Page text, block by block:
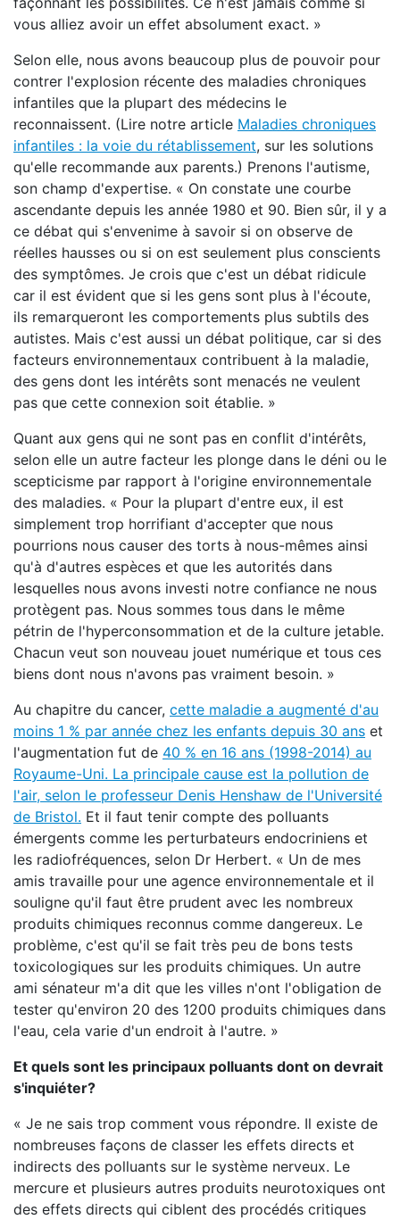
vous alliez avoir un effet absolument exact. »
Selon elle, nous avons beaucoup plus de pouvoir pour
contrer l'explosion récente des maladies chroniques
infantiles que la plupart des médecins le
reconnaissent. (Lire notre article Maladies chroniques
infantiles : la voie du rétablissement, sur les solutions
qu'elle recommande aux parents.) Prenons l'autisme,
son champ d'expertise. « On constate une courbe
ascendante depuis les année 1980 et 90. Bien sûr, il y a
ce débat qui s'envenime à savoir si on observe de
réelles hausses ou si on est seulement plus conscients
des symptômes. Je crois que c'est un débat ridicule
car il est évident que si les gens sont plus à l'écoute,
ils remarqueront les comportements plus subtils des
autistes. Mais c'est aussi un débat politique, car si des
facteurs environnementaux contribuent à la maladie,
des gens dont les intérêts sont menacés ne veulent
pas que cette connexion soit établie. »
Quant aux gens qui ne sont pas en conflit d'intérêts,
selon elle un autre facteur les plonge dans le déni ou le
scepticisme par rapport à l'origine environnementale
des maladies. « Pour la plupart d'entre eux, il est
simplement trop horrifiant d'accepter que nous
pourrions nous causer des torts à nous-mêmes ainsi
qu'à d'autres espèces et que les autorités dans
lesquelles nous avons investi notre confiance ne nous
protègent pas. Nous sommes tous dans le même
pétrin de l'hyperconsommation et de la culture jetable.
Chacun veut son nouveau jouet numérique et tous ces
biens dont nous n'avons pas vraiment besoin. »
Au chapitre du cancer, cette maladie a augmenté d'au
moins 1 % par année chez les enfants depuis 30 ans et
l'augmentation fut de 40 % en 16 ans (1998-2014) au
Royaume-Uni. La principale cause est la pollution de
l'air, selon le professeur Denis Henshaw de l'Université
de Bristol. Et il faut tenir compte des polluants
émergents comme les perturbateurs endocriniens et
les radiofréquences, selon Dr Herbert. « Un de mes
amis travaille pour une agence environnementale et il
souligne qu'il faut être prudent avec les nombreux
produits chimiques reconnus comme dangereux. Le
problème, c'est qu'il se fait très peu de bons tests
toxicologiques sur les produits chimiques. Un autre
ami sénateur m'a dit que les villes n'ont l'obligation de
tester qu'environ 20 des 1200 produits chimiques dans
l'eau, cela varie d'un endroit à l'autre. »
Et quels sont les principaux polluants dont on devrait
s'inquiéter?
« Je ne sais trop comment vous répondre. Il existe de
nombreuses façons de classer les effets directs et
indirects des polluants sur le système nerveux. Le
mercure et plusieurs autres produits neurotoxiques ont
des effets directs qui ciblent des procédés critiques